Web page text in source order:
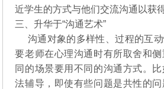
近学生的方式与他们交流沟通以获
三、升华于“沟通艺术”
沟通对象的多样性、过程的互动
要老师在心理沟通时有所取舍和
同的场景要用不同的沟通方式。
法辅导，即使有些问题是共性的